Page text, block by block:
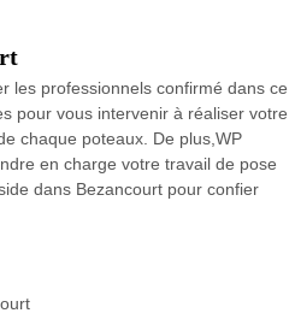
les professionnels confirmé dans ce
pour vous intervenir à réaliser votre
chaque poteaux. De plus,WP
en charge votre travail de pose
dans Bezancourt pour confier